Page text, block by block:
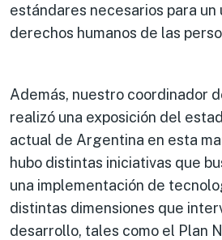
estándares necesarios para un
derechos humanos de las
Además, nuestro coordinador
realizó una exposición del
actual de Argentina en esta
hubo distintas iniciativas que
una implementación de
distintas dimensiones que
desarrollo, tales como el Plan